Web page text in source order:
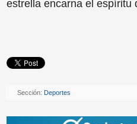
estrella encarna el espíritu
Sección: Deportes